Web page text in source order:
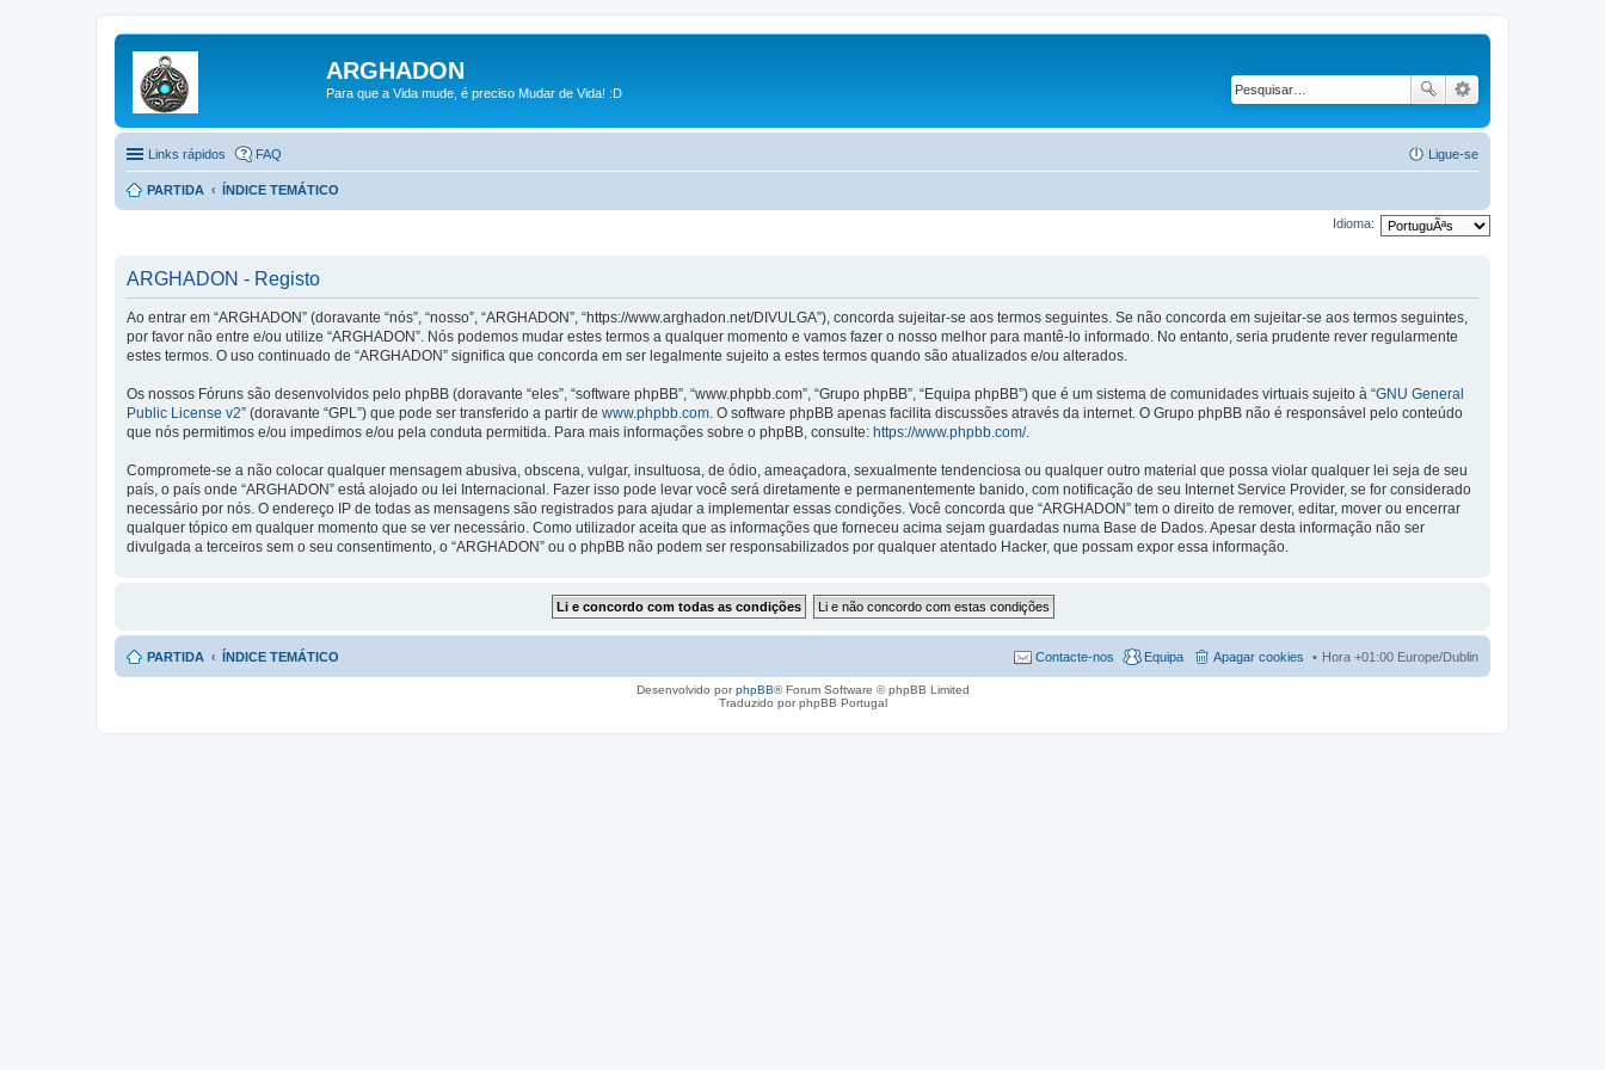
ARGHADON
Para que a Vida mude, é preciso Mudar de Vida! :D
Links rápidos FAQ Ligue-se
PARTIDA ÍNDICE TEMÁTICO
Idioma:
ARGHADON - Registo
Ao entrar em “ARGHADON” (doravante “nós”, “nosso”, “ARGHADON”, “https://www.arghadon.net/DIVULGA”), concorda sujeitar-se aos termos seguintes. Se não concorda em sujeitar-se aos termos seguintes,
por favor não entre e/ou utilize “ARGHADON”. Nós podemos mudar estes termos a qualquer momento e vamos fazer o nosso melhor para mantê-lo informado. No entanto, seria prudente rever regularmente
estes termos. O uso continuado de “ARGHADON” significa que concorda em ser legalmente sujeito a estes termos quando são atualizados e/ou alterados.
Os nossos Fóruns são desenvolvidos pelo phpBB (doravante “eles”, “software phpBB”, “www.phpbb.com”, “Grupo phpBB”, “Equipa phpBB”) que é um sistema de comunidades virtuais sujeito à “GNU General
Public License v2” (doravante “GPL”) que pode ser transferido a partir de www.phpbb.com. O software phpBB apenas facilita discussões através da internet. O Grupo phpBB não é responsável pelo conteúdo
que nós permitimos e/ou impedimos e/ou pela conduta permitida. Para mais informações sobre o phpBB, consulte: https://www.phpbb.com/.
Compromete-se a não colocar qualquer mensagem abusiva, obscena, vulgar, insultuosa, de ódio, ameaçadora, sexualmente tendenciosa ou qualquer outro material que possa violar qualquer lei seja de seu
país, o país onde “ARGHADON” está alojado ou lei Internacional. Fazer isso pode levar você será diretamente e permanentemente banido, com notificação de seu Internet Service Provider, se for considerado
necessário por nós. O endereço IP de todas as mensagens são registrados para ajudar a implementar essas condições. Você concorda que “ARGHADON” tem o direito de remover, editar, mover ou encerrar
qualquer tópico em qualquer momento que se ver necessário. Como utilizador aceita que as informações que forneceu acima sejam guardadas numa Base de Dados. Apesar desta informação não ser
divulgada a terceiros sem o seu consentimento, o “ARGHADON” ou o phpBB não podem ser responsabilizados por qualquer atentado Hacker, que possam expor essa informação.
PARTIDA ÍNDICE TEMÁTICO Hora +01:00 Europe/Dublin
Apagar cookies
Equipa
Contacte-nos
Desenvolvido porphpBB® Forum Software © phpBB Limited
Traduzido por phpBB Portugal